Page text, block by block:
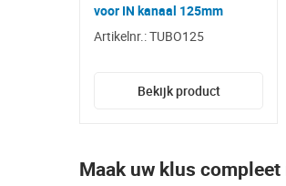
voor IN kanaal 125mm
Artikelnr.: TUBO125
Bekijk product
Maak uw klus